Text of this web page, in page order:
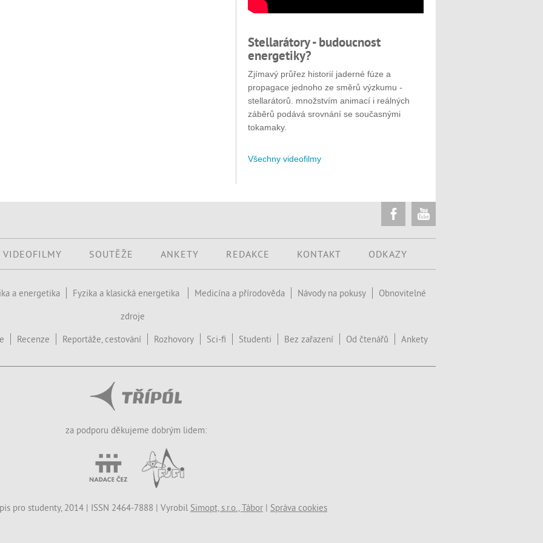
Stellarátory - budoucnost
energetiky?
Zjímavý průřez historií jaderné fúze a
propagace jednoho ze směrů výzkumu -
stellarátorů. množstvím animací i reálných
záběrů podává srovnání se současnými
tokamaky.
Všechny videofilmy
VIDEOFILMY SOUTĚŽE ANKETY REDAKCE KONTAKT ODKAZY
a energetika Fyzika a klasická energetika Medicína a přírodověda Návody na pokusy
Obnovitelné
zdroje
Recenze Reportáže, cestování Rozhovory Sci-fi Studenti Bez zařazení Od čtenářů Ankety
za podporu děkujeme dobrým lidem:
pro studenty, 2014 | ISSN 2464-7888 | Vyrobil Simopt, s.r.o., Tábor | Správa cookies